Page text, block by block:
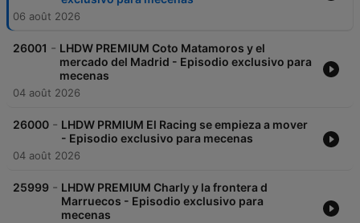
06 août 2026
26001 - LHDW PREMIUM Coto Matamoros y el
mercado del Madrid - Episodio exclusivo para
mecenas
04 août 2026
26000 - LHDW PRMIUM El Racing se empieza a mover
- Episodio exclusivo para mecenas
04 août 2026
25999 - LHDW PREMIUM Charly y la frontera d
Marruecos - Episodio exclusivo para
mecenas